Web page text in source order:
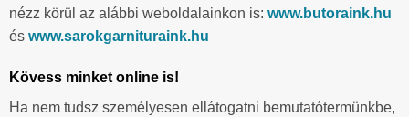
nézz körül az alábbi weboldalainkon is: www.butoraink.hu
és www.sarokgarnituraink.hu
Kövess minket online is!
Ha nem tudsz személyesen ellátogatni bemutatótermünkbe,